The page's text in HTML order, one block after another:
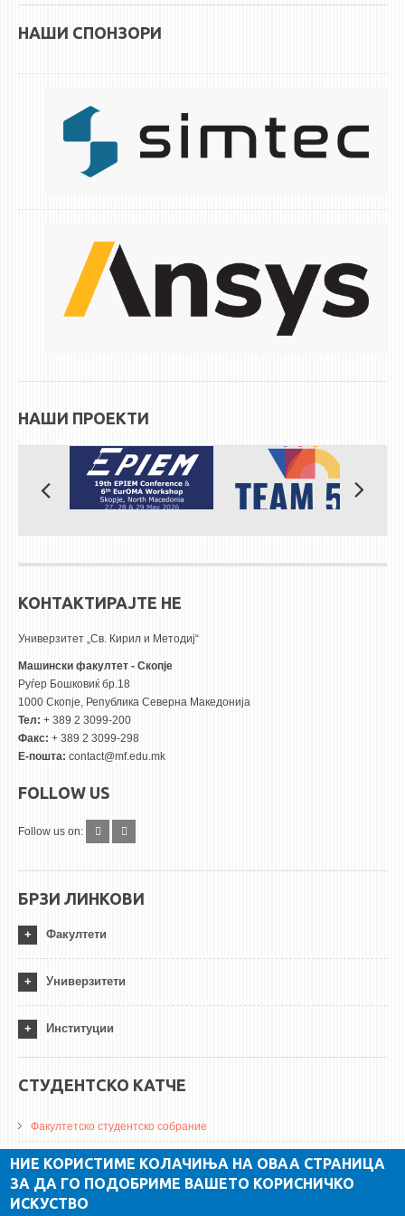
ЕКВИВАЛЕНЦИИ ОД СТАРИ СТУДИСКИ ПРОГРАМИ
СООПШТЕНИЈА
СТУДЕНТСКА СЛУЖБА
БИБЛИОТЕКА
СТИПЕНДИИ
ПРАКСИ
НАШИ СПОНЗОРИ
НАШИ ПРОЕКТИ
КОНТАКТИРАЈТЕ НЕ
Универзитет „Св. Кирил и Методиј“
Машински факултет - Скопје
Руѓер Бошковиќ бр.18
1000 Скопје, Република Северна Македонија
Тел: + 389 2 3099-200
Факс: + 389 2 3099-298
Е-пошта: contact@mf.edu.mk
FOLLOW US
Follow us on:
БРЗИ ЛИНКОВИ
Факултети
Универзитети
Институции
СТУДЕНТСКО КАТЧЕ
Факултетско студентско собрание
ДА Винчи магазин
Алумни асоцијација
НИЕ КОРИСТИМЕ КОЛАЧИЊА НА ОВАА СТРАНИЦА
ЗА ДА ГО ПОДОБРИМЕ ВАШЕТО КОРИСНИЧКО
ИСКУСТВО